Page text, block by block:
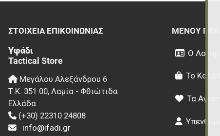
ΣΤΟΙΧΕΊΑ EΠΙΚΟΙΝΩΝΊΑΣ
Υφάδι
Tactical Store
Μεγάλου Αλεξάνδρου 6
Τ.Κ. 351 00, Λαμία - Φθιώτιδα
Ελλάδα
(+30) 22310 24808
info@ifadi.gr
ΜΕΝΟΎ
Ο
Το
Τα